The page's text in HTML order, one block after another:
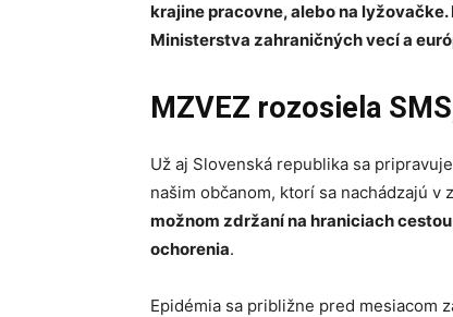
krajine pracovne, alebo na
Ministerstva zahraničných vecí a
MZVEZ rozosiela
Už aj Slovenská republika sa
našim občanom, ktorí sa nachádzajú v
možnom zdržaní na hraniciach
ochorenia.
Epidémia sa približne pred mesiacom